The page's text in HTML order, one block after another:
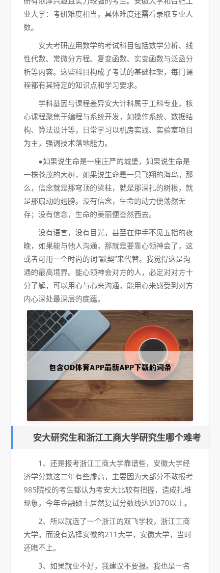
业大学：考研难度相当，具体难度还需看录取专业人
数。
安大考研应用数学的考试科目包括数学分析、线
性代数、常微分方程、复变函数、实变函数与泛函分
析等内容。这些科目构成了考试的基础框架，每门课
程都有其特定的知识点和学习要求。
学科基因与课程差异安大计科属于工科专业，核
心课程聚焦于编程与系统开发，如操作系统、数据结
构、算法设计等，日常学习以机房实践、实验室项目
为主，强调技术落地能力。
●如果说生命是一座庄严的城堡，如果说生命是
一株苍茂的大树，如果说生命是一只飞翔的海鸟。那
么，信念就是那穹顶的梁柱，就是那深扎的树根，就
是那扇动的翅膀。没有信念，生命的动力便荡然无
存；没有信念，生命的美丽便杳然西去。
没有语言，没有目光，甚至在伸手不见五指的夜
晚，如果能与他人沟通，那就是要靠心领神会了，这
或者可用一个时尚的词“默契”来代替。我觉得这是沟
通的最高境界。能心领神会对方的人，必定对对方十
分了解，可以用心与心来沟通，能用心来感受到对方
内心深处最深层的底蕴。
安大研究生和浙江工商大学研究生哪个难考
1、还是报考浙江工商大学靠谱些，安徽大学经
济学分数这二年有些虚高，主要因为大部分不敢报考
985院校的考生都认为考安大比较有把握，造成扎堆
现象，今年金融硕士居然复试分数线达到370以上。
2、所以就选了一个浙江的双飞学校，浙江工商
大学。而没有选择安徽的211大学，安徽大学，当时
还瞧不上。
3、如果就业不好，我建议不要报。我也是一名